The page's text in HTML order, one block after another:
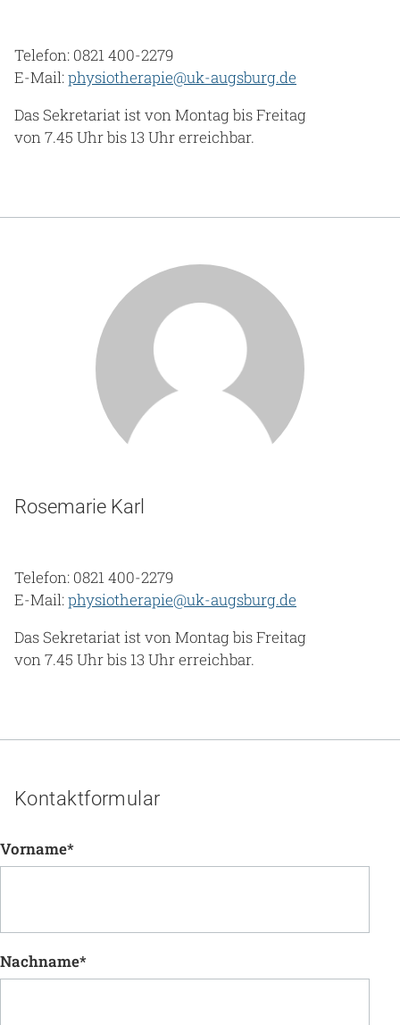
Telefon: 0821 400-2279
E-Mail:physiotherapie@uk-augsburg.de
Das Sekretariat ist von Montag bis Freitag
von 7.45 Uhr bis 13 Uhr erreichbar.
Rosemarie Karl
Telefon: 0821 400-2279
E-Mail:physiotherapie@uk-augsburg.de
Das Sekretariat ist von Montag bis Freitag
von 7.45 Uhr bis 13 Uhr erreichbar.
Kontaktformular
Vorname*
Nachname*